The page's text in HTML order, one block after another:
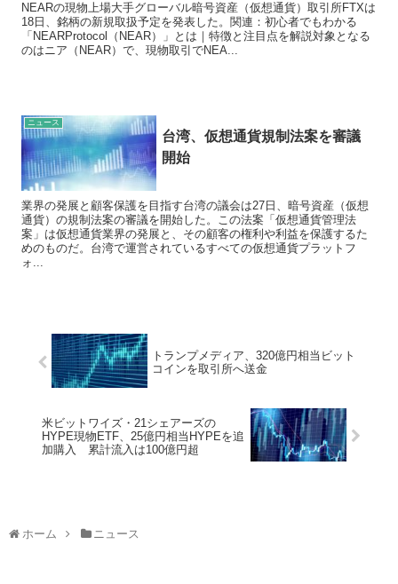
NEARの現物上場大手グローバル暗号資産（仮想通貨）取引所FTXは
18日、銘柄の新規取扱予定を発表した。関連：初心者でもわかる
「NEARProtocol（NEAR）」とは｜特徴と注目点を解説対象となる
のはニア（NEAR）で、現物取引でNEA...
ニュース
台湾、仮想通貨規制法案を審議
開始
業界の発展と顧客保護を目指す台湾の議会は27日、暗号資産（仮想
通貨）の規制法案の審議を開始した。この法案「仮想通貨管理法
案」は仮想通貨業界の発展と、その顧客の権利や利益を保護するた
めのものだ。台湾で運営されているすべての仮想通貨プラットフ
ォ...
トランプメディア、320億円相当ビット
コインを取引所へ送金
米ビットワイズ・21シェアーズの
HYPE現物ETF、25億円相当HYPEを追
加購入 累計流入は100億円超
ホーム ニュース